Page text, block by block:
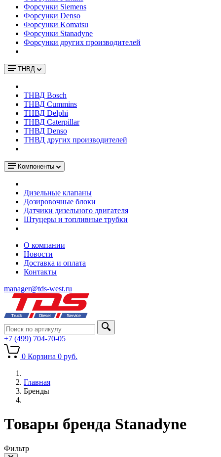
Форсунки Siemens
Форсунки Denso
Форсунки Komatsu
Форсунки Stanadyne
Форсунки других производителей
ТНВД
ТНВД Bosch
ТНВД Cummins
ТНВД Delphi
ТНВД Caterpillar
ТНВД Denso
ТНВД других производителей
Компоненты
Дизельные клапаны
Дозировочные блоки
Датчики дизельного двигателя
Штуцеры и топливные трубки
О компании
Новости
Доставка и оплата
Контакты
manager@tds-west.ru
+7 (499) 704-70-05
0 Корзина 0 руб.
Главная
Бренды
Товары бренда Stanadyne
Фильтр